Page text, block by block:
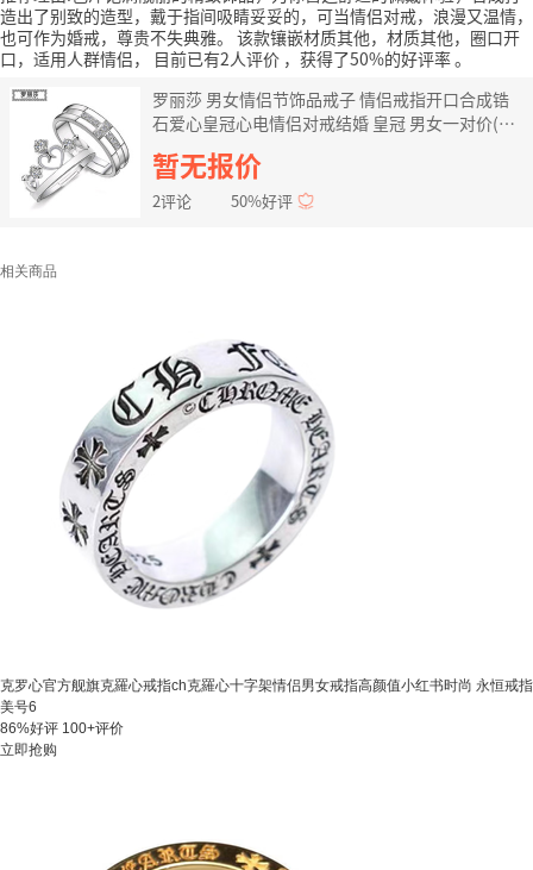
造出了别致的造型，戴于指间吸睛妥妥的，可当情侣对戒，浪漫又温情，
也可作为婚戒，尊贵不失典雅。 该款镶嵌材质其他，材质其他，圈口开
口，适用人群情侣，
目前已有2人评价 ，获得了50%的好评率。
罗丽莎 男女情侣节饰品戒子 情侣戒指开口合成锆
石爱心皇冠心电情侣对戒结婚 皇冠 男女一对价(白
铜镀白金
暂无报价
2评论 50%好评
相关商品
克罗心官方舰旗克羅心戒指ch克羅心十字架情侣男女戒指高颜值小红书时尚 永恒戒指
美号6
86%好评 100+评价
立即抢购